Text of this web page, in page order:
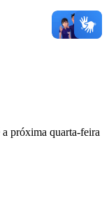
próxima quarta-feira